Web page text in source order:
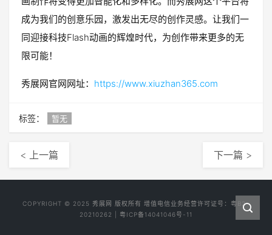
成为我们的创意乐园，激发出无尽的创作灵感。让我们一
同迎接科技Flash动画的辉煌时代，为创作带来更多的无
限可能！
秀展网官网网址： https://www.xiuzhan365.com
标签： 暂无
< 上一篇 下一篇 >
COPYRIGHT © 2025 秀展网 版权所有 增值电信业务经营许可证号： 粤B2-
20210262
粤ICP备14041046号-11